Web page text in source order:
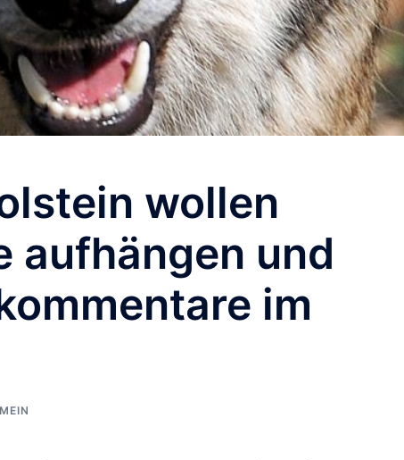
wollen
aufhängen und
im